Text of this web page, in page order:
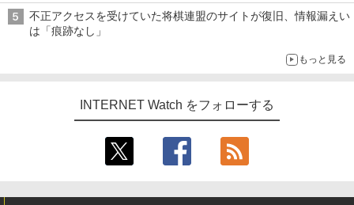
不正アクセスを受けていた将棋連盟のサイトが復旧、情報漏えい
は「痕跡なし」
もっと見る
INTERNET Watch をフォローする